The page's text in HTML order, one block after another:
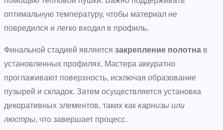
оптимальную температуру, чтобы материал не
повредился и легко входил в профиль.
Финальной стадией является закрепление полотна в
установленных профилях. Мастера аккуратно
проглаживают поверхность, исключая образование
пузырей и складок. Затем осуществляется установка
декоративных элементов, таких как карнизы или
люстры, что завершает процесс.